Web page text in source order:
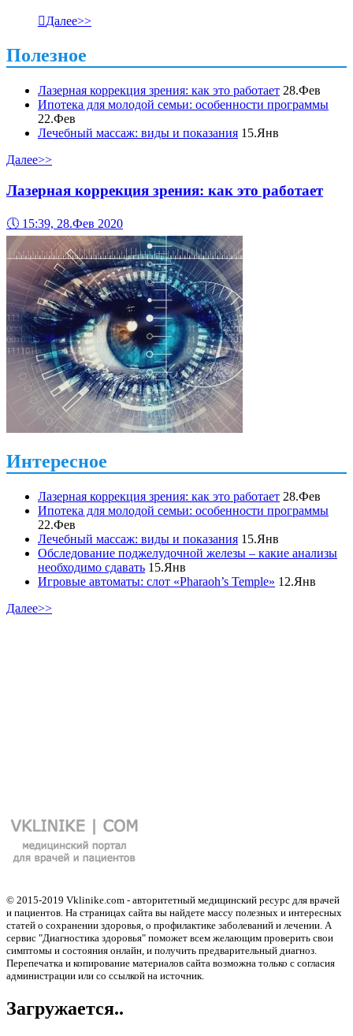
Далее>>
Полезное
Лазерная коррекция зрения: как это работает 28.Фев
Ипотека для молодой семьи: особенности программы
22.Фев
Лечебный массаж: виды и показания 15.Янв
Далее>>
Лазерная коррекция зрения: как это работает
🕔 15:39, 28.Фев 2020
Интересное
Лазерная коррекция зрения: как это работает 28.Фев
Ипотека для молодой семьи: особенности программы
22.Фев
Лечебный массаж: виды и показания 15.Янв
Обследование поджелудочной железы – какие анализы
необходимо сдавать 15.Янв
Игровые автоматы: слот «Pharaoh’s Temple» 12.Янв
Далее>>
© 2015-2019 Vklinike.com - авторитетный медицинский ресурс для врачей
и пациентов. На страницах сайта вы найдете массу полезных и интересных
статей о сохранении здоровья, о профилактике заболеваний и лечении. А
сервис "Диагностика здоровья" поможет всем желающим проверить свои
симптомы и состояния онлайн, и получить предварительный диагноз.
Перепечатка и копирование материалов сайта возможна только с согласия
администрации или со ссылкой на источник.
Загружается..